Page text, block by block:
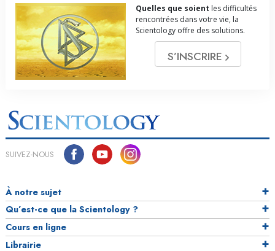
Quelles que soient les difficultés
rencontrées dans votre vie, la
Scientology offre des solutions.
S’INSCRIRE
SUIVEZ-NOUS
À notre sujet
Qu’est-ce que la Scientology ?
Cours en ligne
Librairie